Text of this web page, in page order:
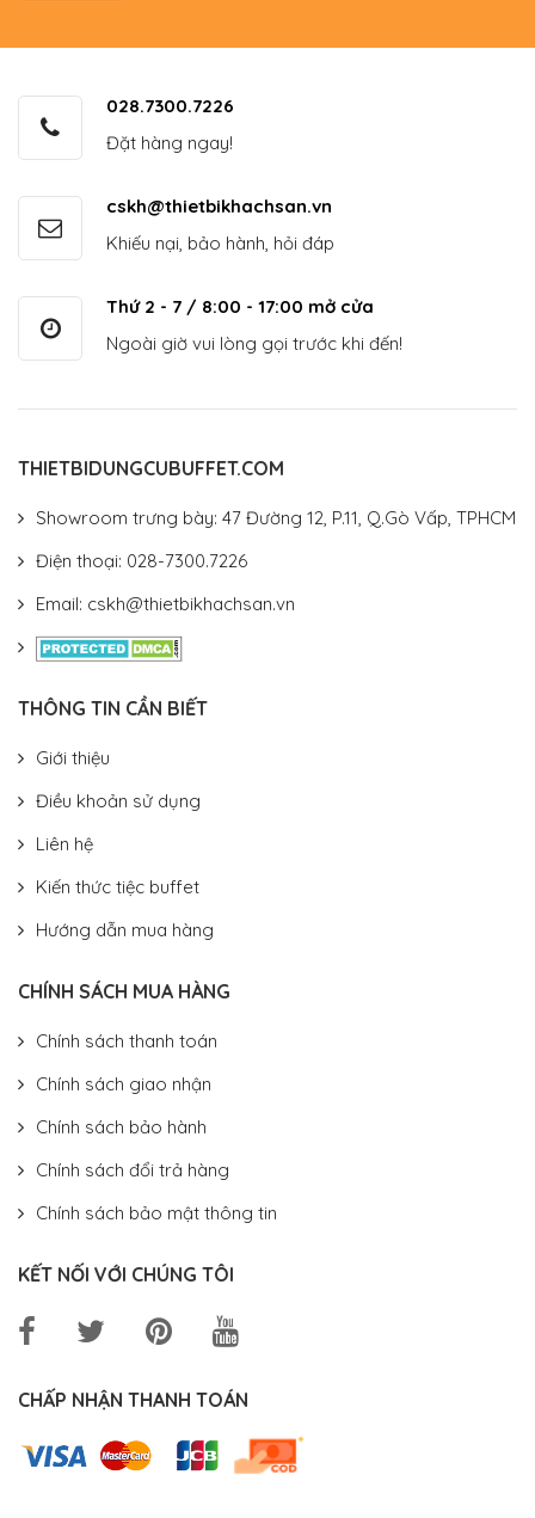
028.7300.7226
Đặt hàng ngay!
cskh@thietbikhachsan.vn
Khiếu nại, bảo hành, hỏi đáp
Thứ 2 - 7 / 8:00 - 17:00 mở cửa
Ngoài giờ vui lòng gọi trước khi đến!
THIETBIDUNGCUBUFFET.COM
Showroom trưng bày: 47 Đường 12, P.11, Q.Gò Vấp, TPHCM
Điện thoại: 028-7300.7226
Email: cskh@thietbikhachsan.vn
THÔNG TIN CẦN BIẾT
Giới thiệu
Điều khoản sử dụng
Liên hệ
Kiến thức tiệc buffet
Hướng dẫn mua hàng
CHÍNH SÁCH MUA HÀNG
Chính sách thanh toán
Chính sách giao nhận
Chính sách bảo hành
Chính sách đổi trả hàng
Chính sách bảo mật thông tin
KẾT NỐI VỚI CHÚNG TÔI
CHẤP NHẬN THANH TOÁN